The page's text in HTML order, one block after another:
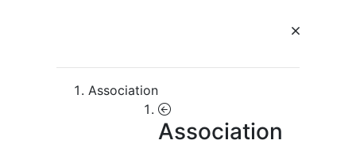
Association
Association